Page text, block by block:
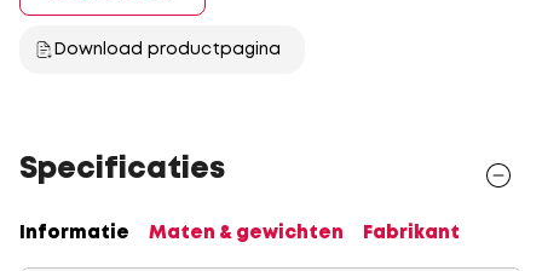
Download productpagina
Specificaties
Informatie Maten & gewichten Fabrikant